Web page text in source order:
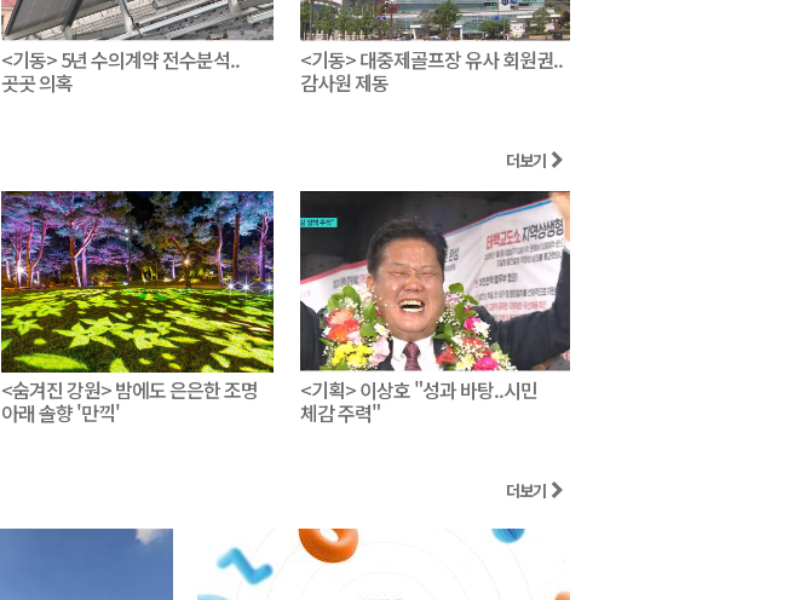
<기동> 5년 수의계약 전수분석..
곳곳 의혹
<기동> 대중제골프장 유사 회원권..
감사원 제동
더보기
<숨겨진 강원> 밤에도 은은한 조명
아래 솔향 '만끽'
<기획> 이상호 "성과 바탕..시민
체감 주력"
더보기